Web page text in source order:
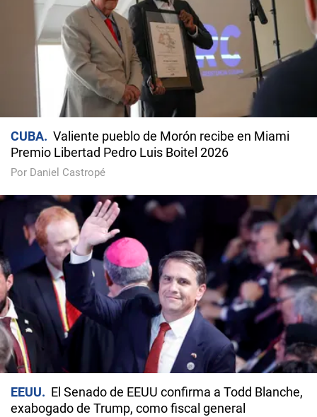
CUBA
Valiente pueblo de Morón recibe en Miami
Premio Libertad Pedro Luis Boitel 2026
Por Daniel Castropé
EEUU
El Senado de EEUU confirma a Todd Blanche,
exabogado de Trump, como fiscal general